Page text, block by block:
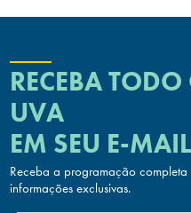
RECEBA
UVA
EM SEU E-MAIL
Receba a programação
informações exclusivas.